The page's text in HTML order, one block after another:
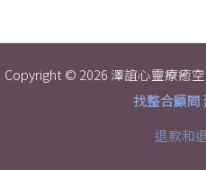
Copyright © 2026 澤誼心靈療癒
找整合顧問
退款和